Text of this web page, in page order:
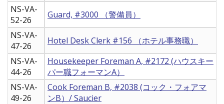
NS-VA-
52-26
Guard, #3000 （警備員）
NS-VA-
47-26
Hotel Desk Clerk #156 （ホテル事務職）
NS-VA-
44-26
Housekeeper Foreman A, #2172 (ハウスキー
パー職フォーマンA）
NS-VA-
49-26
Cook Foreman B, #2038 (コック・フォアマ
ンB）/ Saucier